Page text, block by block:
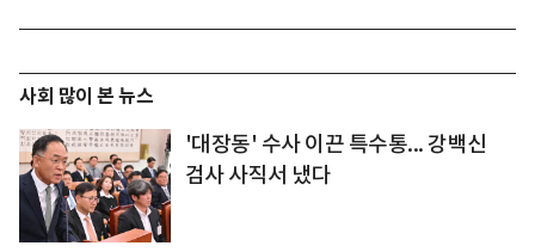
사회 많이 본 뉴스
'대장동' 수사 이끈 특수통... 강백신
검사 사직서 냈다